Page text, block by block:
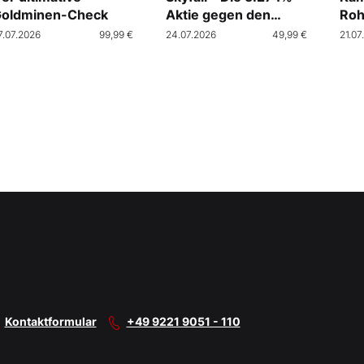
Check
99,99 €
Aktie gegen den
Crash
24.07.2026 49,99 €
Kontaktformular +49 9221 9051 - 110